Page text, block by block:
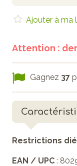
Attention :
Ajouter à ma
Gagnez 37
Restrictions
EAN / UPC :